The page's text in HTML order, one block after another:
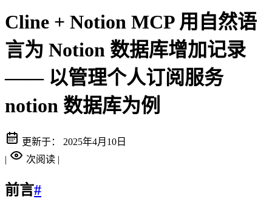
Cline + Notion MCP 用自然语
言为 Notion 数据库增加记录
—— 以管理个人订阅服务
notion 数据库为例
更新于： 2025年4月10日
|
次阅读 |
前言#